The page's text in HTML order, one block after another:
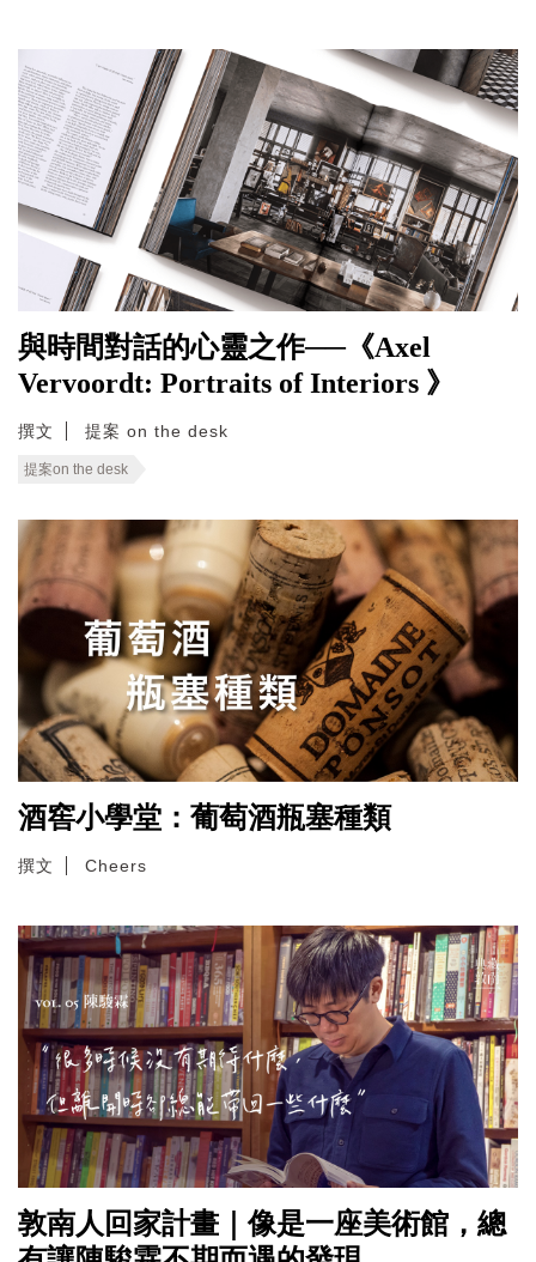
與時間對話的心靈之作──《Axel
Vervoordt: Portraits of Interiors 》
撰文 提案 on the desk
提案on the desk
酒窖小學堂：葡萄酒瓶塞種類
撰文 Cheers
敦南人回家計畫｜像是一座美術館，總